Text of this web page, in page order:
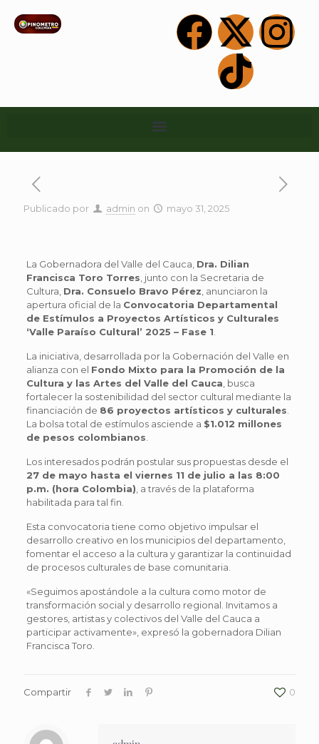
Publicado por admin on mayo 31, 2025
La Gobernadora del Valle del Cauca, Dra. Dilian
Francisca Toro Torres , junto con la Secretaria de
Cultura, Dra. Consuelo Bravo Pérez , anunciaron la
apertura oficial de la Convocatoria Departamental
de Estímulos a Proyectos Artísticos y Culturales
‘Valle Paraíso Cultural’ 2025 – Fase 1
La iniciativa, desarrollada por la Gobernación del Valle en
alianza con el Fondo Mixto para la Promoción de la
Cultura y las Artes del Valle del Cauca , busca
fortalecer la sostenibilidad del sector cultural mediante la
financiación de 86 proyectos artísticos y culturales
La bolsa total de estímulos asciende a $1.012 millones
de pesos colombianos
Los interesados podrán postular sus propuestas desde el
27 de mayo hasta el viernes 11 de julio a las 8:00
p.m. (hora Colombia) , a través de la plataforma
habilitada para tal fin.
Esta convocatoria tiene como objetivo impulsar el
desarrollo creativo en los municipios del departamento,
fomentar el acceso a la cultura y garantizar la continuidad
de procesos culturales de base comunitaria.
«Seguimos apostándole a la cultura como motor de
transformación social y desarrollo regional. Invitamos a
gestores, artistas y colectivos del Valle del Cauca a
participar activamente», expresó la gobernadora Dilian
Francisca Toro.
Compartir 0